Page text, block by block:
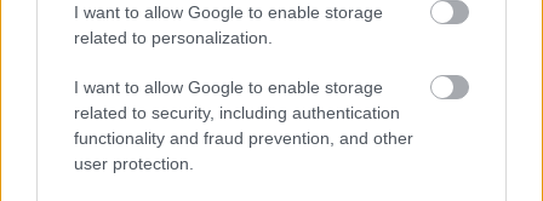
I want to allow Google to enable storage
related to personalization.
I want to allow Google to enable storage
related to security, including authentication
functionality and fraud prevention, and other
user protection.
……on a 🚲 🤫😁
pic.twitter.com/2OIMH0e8z
— Jens Munser Designs